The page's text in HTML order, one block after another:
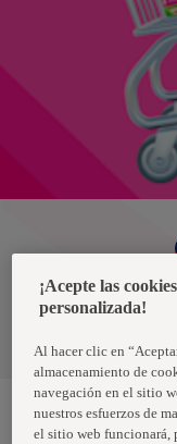
Política
¡Acepte las
personalizada!
Al hacer clic en
almacenamiento de
navegación en el sitio
nuestros esfuerzos de
el sitio web funcionará,